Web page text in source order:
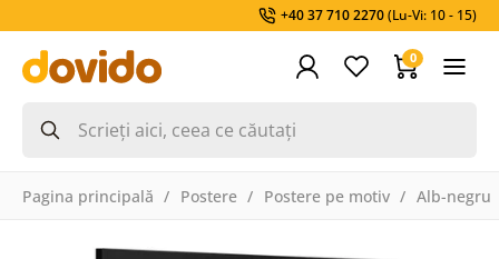
+40 37 710 2270(Lu-Vi: 10 - 15)
0
Pagina principală Postere Postere pe motiv Alb-negru